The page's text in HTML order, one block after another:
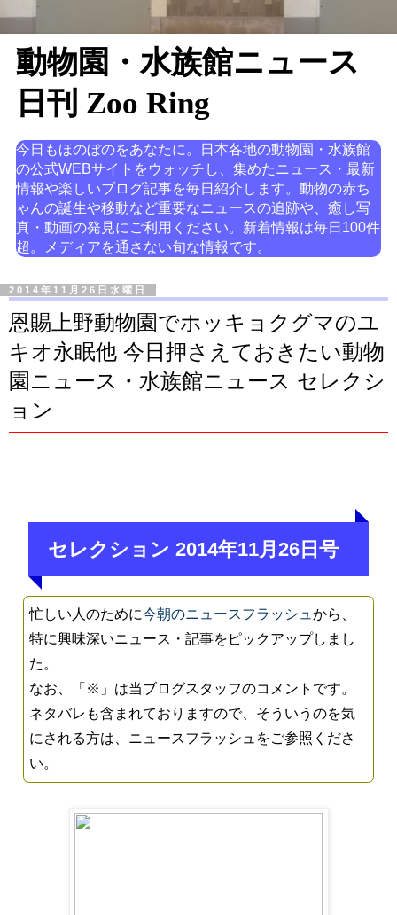
動物園・水族館ニュース
日刊 Zoo Ring
今日もほのぼのをあなたに。日本各地の動物園・水族館
の公式WEBサイトをウォッチし、集めたニュース・最新
情報や楽しいブログ記事を毎日紹介します。動物の赤ち
ゃんの誕生や移動など重要なニュースの追跡や、癒し写
真・動画の発見にご利用ください。新着情報は毎日100件
超。メディアを通さない旬な情報です。
2014年11月26日水曜日
恩賜上野動物園でホッキョクグマのユ
キオ永眠他 今日押さえておきたい動物
園ニュース・水族館ニュース セレクシ
ョン
セレクション 2014年11月26日号
忙しい人のために今朝のニュースフラッシュから、
特に興味深いニュース・記事をピックアップしまし
た。
なお、「※」は当ブログスタッフのコメントです。
ネタバレも含まれておりますので、そういうのを気
にされる方は、ニュースフラッシュをご参照くださ
い。